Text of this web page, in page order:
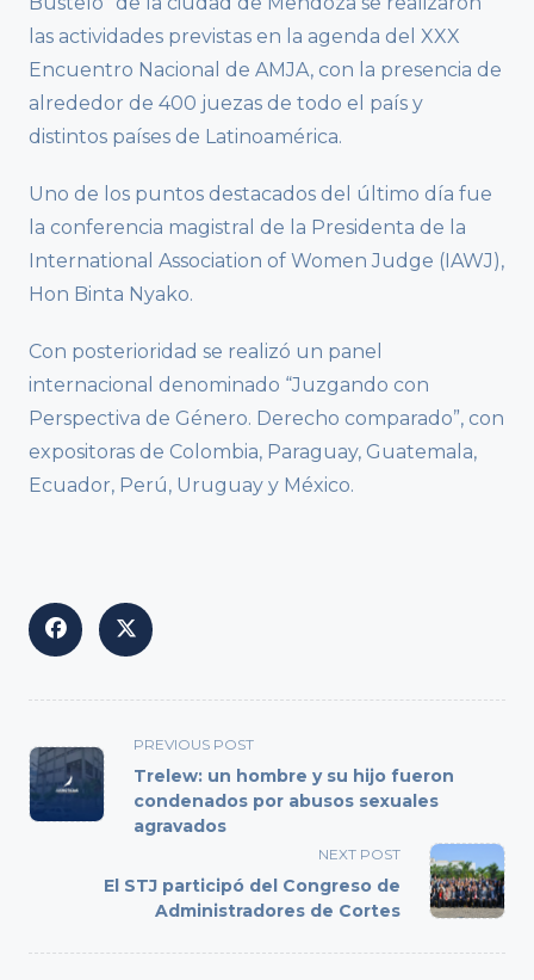
las actividades previstas en la agenda del XXX
Encuentro Nacional de AMJA, con la presencia de
alrededor de 400 juezas de todo el país y
distintos países de Latinoamérica.
Uno de los puntos destacados del último día fue
la conferencia magistral de la Presidenta de la
International Association of Women Judge (IAWJ),
Hon Binta Nyako.
Con posterioridad se realizó un panel
internacional denominado “Juzgando con
Perspectiva de Género. Derecho comparado”, con
expositoras de Colombia, Paraguay, Guatemala,
Ecuador, Perú, Uruguay y México.
<span
class="nav-
subtitle
screen-
text">Page</span>
PREVIOUS POST
Trelew: un hombre y su hijo fueron
condenados por abusos sexuales
agravados
NEXT POST
El STJ participó del Congreso de
Administradores de Cortes